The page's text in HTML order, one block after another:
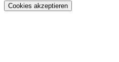
Cookies akzeptieren